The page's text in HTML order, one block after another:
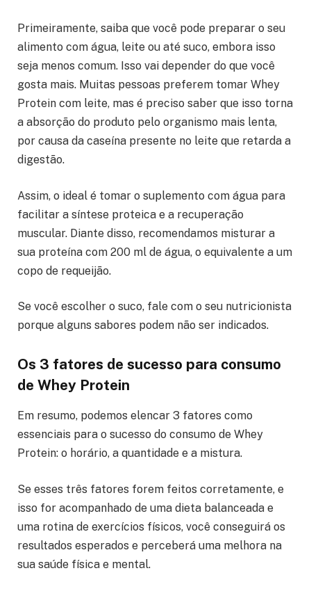
Primeiramente, saiba que você pode preparar o seu
alimento com água, leite ou até suco, embora isso
seja menos comum. Isso vai depender do que você
gosta mais. Muitas pessoas preferem tomar Whey
Protein com leite, mas é preciso saber que isso torna
a absorção do produto pelo organismo mais lenta,
por causa da caseína presente no leite que retarda a
digestão.
Assim, o ideal é tomar o suplemento com água para
facilitar a síntese proteica e a recuperação
muscular. Diante disso, recomendamos misturar a
sua proteína com 200 ml de água, o equivalente a um
copo de requeijão.
Se você escolher o suco, fale com o seu nutricionista
porque alguns sabores podem não ser indicados.
Os 3 fatores de sucesso para consumo
de Whey Protein
Em resumo, podemos elencar 3 fatores como
essenciais para o sucesso do consumo de Whey
Protein: o horário, a quantidade e a mistura.
Se esses três fatores forem feitos corretamente, e
isso for acompanhado de uma dieta balanceada e
uma rotina de exercícios físicos, você conseguirá os
resultados esperados e perceberá uma melhora na
sua saúde física e mental.